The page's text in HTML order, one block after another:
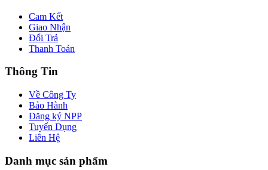
Cam Kết
Giao Nhận
Đổi Trả
Thanh Toán
Thông Tin
Về Công Ty
Bảo Hành
Đăng ký NPP
Tuyển Dụng
Liên Hệ
Danh mục sản phẩm